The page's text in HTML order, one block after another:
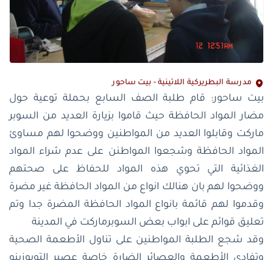
مدرسة البطريركية اللاتينية - بيت ساحور
بيت ساحور: قام طلبة الصف السابع بحملة توعية حول
مضار المواد الحافظة حيث قاموا بزيارة العديد من السوبر
ماركت وقابلوا العديد من المواطنين ووضحوا لهم مساوئ
المواد الحافظة وشجعوا المواطنن على عدم شراء المواد
الغذائية التي تحوي هذه المواد للحفاظ على صحتهم
ووضحوا لهم بان هنالك انواع من المواد الحافظة غير مضرة
وقدموا لهم قائمة بانواع المواد الحافظة المضرة جدا وتم
تعليق قوائم على ابواب بعض السوبرماركت في المدينة
وقد شجع الطلبة المواطنين على تناول الأطعمة الصحية